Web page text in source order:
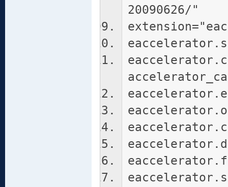
20090626/"